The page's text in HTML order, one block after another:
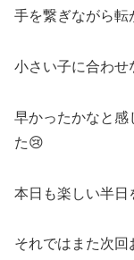
手を繋ぎながら転
小さい子に合わせ
早かったかなと感
た😢
本日も楽しい半日
それではまた次回